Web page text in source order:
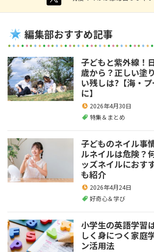
編集部おすすめ記事
子どもと紫外線！
歳から？正しい塗
い残しは?【海・
に】
2026年4月30日
特集＆まとめ
子どものネイル事
ルネイルは危険？
ッズネイルにおす
も紹介
2026年4月24日
好奇心＆学び
小学生の英語学習
しく身につく家庭
ン活用法